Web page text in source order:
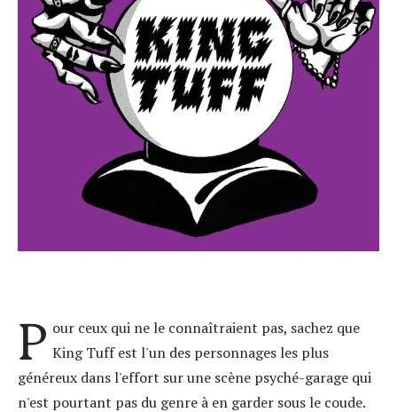
P our ceux qui ne le connaîtraient pas, sachez que
King Tuff est l'un des personnages les plus
généreux dans l'effort sur une scène psyché-garage qui
n'est pourtant pas du genre à en garder sous le coude.